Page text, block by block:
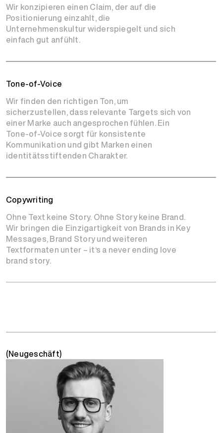
Wir konzipieren einen Claim, der auf die
Positionierung einzahlt, die
Unternehmenskultur widerspiegelt und sich
einfach gut anfühlt.
Tone-of-Voice
Wir finden den richtigen Ton, um
sicherzustellen, dass relevante Targets sich von
einer Marke auch angesprochen fühlen. Ein
Tone-of-Voice sorgt für konsistente
Kommunikation und gibt Marken einen
identitätsstiftenden Charakter.
Copywriting
Ohne Text keine Story. Ohne Story keine Brand.
Wir bringen die Einzigartigkeit von Brands in Key
Messages, Brand Story und weiteren
Textformaten unter – it‘s a never ending love
brand story.
(Neugeschäft)